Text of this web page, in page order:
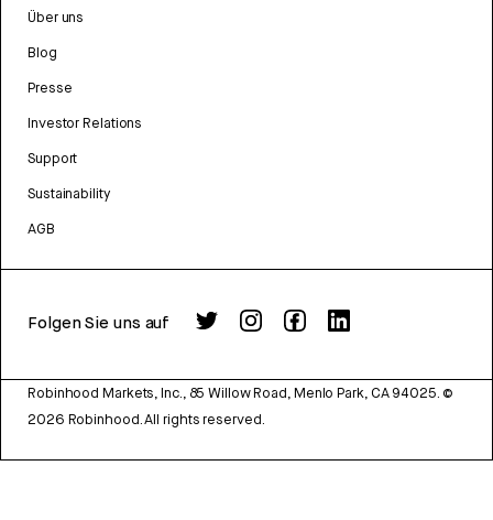
Über uns
Blog
Presse
Investor Relations
Support
Sustainability
AGB
Folgen Sie uns auf
Robinhood Markets, Inc., 85 Willow Road, Menlo Park, CA 94025. ©
2026 Robinhood. All rights reserved.